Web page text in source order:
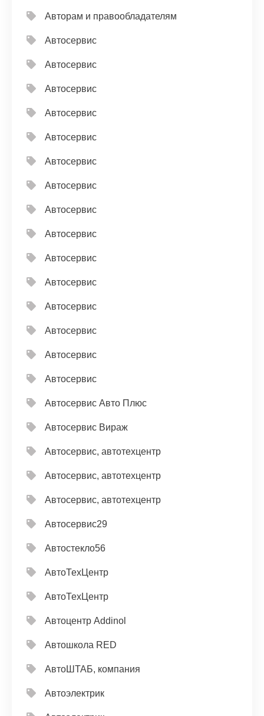
Авторам и правообладателям
Автосервис
Автосервис
Автосервис
Автосервис
Автосервис
Автосервис
Автосервис
Автосервис
Автосервис
Автосервис
Автосервис
Автосервис
Автосервис
Автосервис
Автосервис
Автосервис Авто Плюс
Автосервис Вираж
Автосервис, автотехцентр
Автосервис, автотехцентр
Автосервис, автотехцентр
Автосервис29
Автостекло56
АвтоТехЦентр
АвтоТехЦентр
Автоцентр Addinol
Автошкола RED
АвтоШТАБ, компания
Автоэлектрик